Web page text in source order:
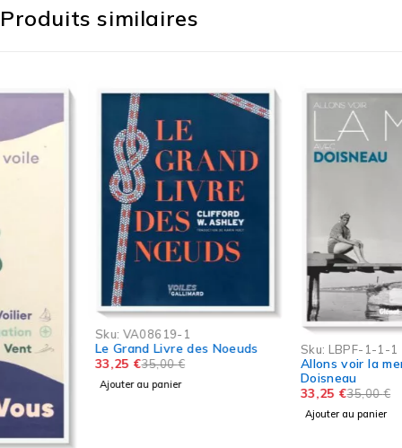
Produits similaires
-5%
Sku: VA08619-1
Le Grand Livre des Noeuds
€
33,25
Ajouter au panier
-5%
Sku:LBPF-1-1-1
Allons voir la mer avec
€